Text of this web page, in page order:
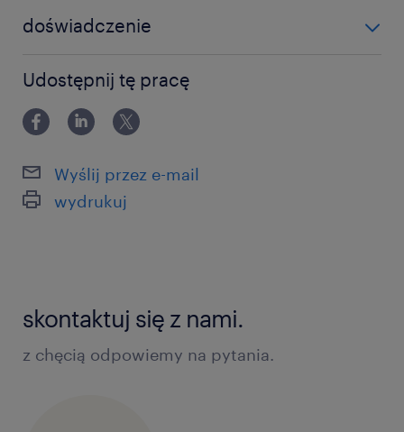
różnokolorowych przewodów
końcówek
precyzyjne składanie drobnych
wykonywaniu zadań
gotowości do pracy w systemie
doświadczenie
Udostępnij tę pracę
Wyślij przez e-mail
wydrukuj
skontaktuj się z nami.
z chęcią odpowiemy na pytania.